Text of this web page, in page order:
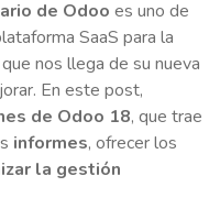
de Odoo es uno de
SaaS para la
nos llega de su nueva
En este post,
de Odoo 18, que trae
informes, ofrecer los
la gestión